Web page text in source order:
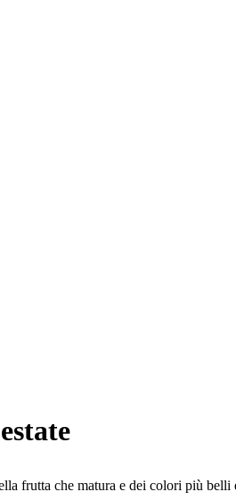
frutta che matura e dei colori più